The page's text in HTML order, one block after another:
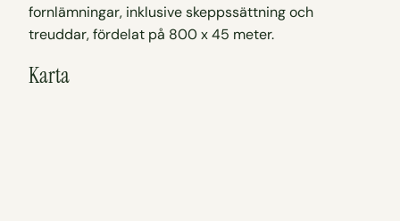
fornlämningar, inklusive skeppssättning och
treuddar, fördelat på 800 x 45 meter.
Karta